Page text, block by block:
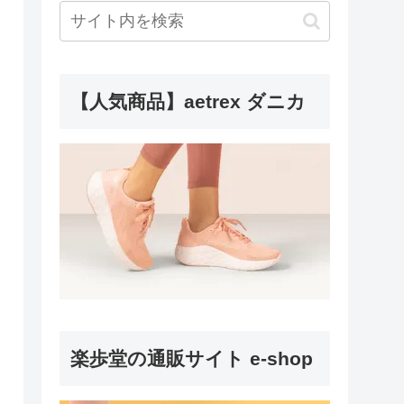
【人気商品】aetrex ダニカ
楽歩堂の通販サイト e-shop